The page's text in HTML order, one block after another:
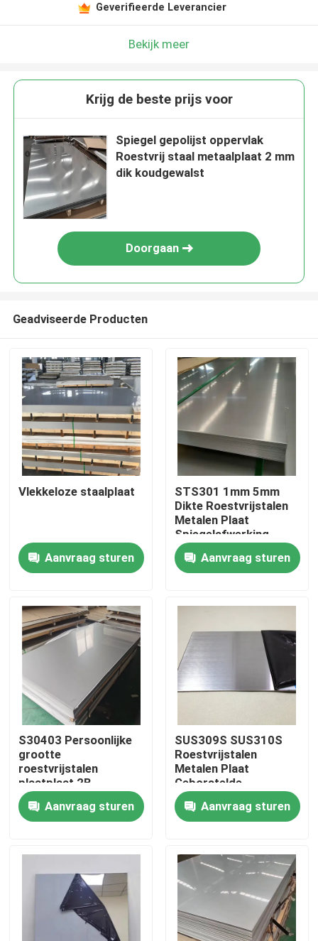
Producten
Videos
Fabrieksreis
Kwaliteitscontrole
Contacteer ons
Gevallen
ss naadloze buis
Geverifieerde Leverancier
Bekijk meer
Krijg de beste prijs voor
Spiegel gepolijst oppervlak
Roestvrij staal metaalplaat 2 mm
dik koudgewalst
Doorgaan
Geadviseerde Producten
Vlekkeloze staalplaat
Aanvraag sturen
STS301 1mm 5mm
Dikte Roestvrijstalen
Metalen Plaat
Spiegelafwerking
Koudwalsen Polijsten
Slijtvastheid
Aanvraag sturen
S30403 Persoonlijke
grootte
roestvrijstalen
plaatplaat 2B
Afwerking
koudgewalst polijst
voor huishoudelijke
Aanvraag sturen
SUS309S SUS310S
Roestvrijstalen
Metalen Plaat
Geborstelde
Afwerking Koud Voor
Bouwconstructies
Aanvraag sturen